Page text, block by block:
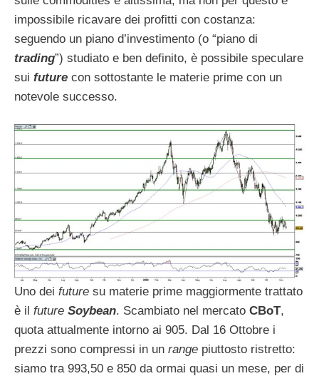
impossibile ricavare dei profitti con costanza:
seguendo un piano d’investimento (o “piano di
trading”) studiato e ben definito, è possibile speculare
sui future con sottostante le materie prime con un
notevole successo.
Uno dei future su materie prime maggiormente trattato
è il future Soybean. Scambiato nel mercato CBoT,
quota attualmente intorno ai 905. Dal 16 Ottobre i
prezzi sono compressi in un range piuttosto ristretto:
siamo tra 993,50 e 850 da ormai quasi un mese, per di